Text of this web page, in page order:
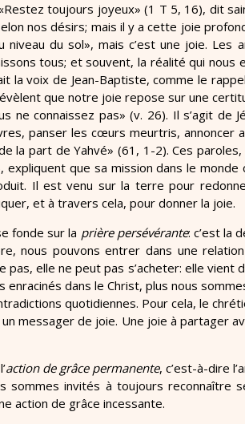
toujours joyeux» (1 T 5, 16), dit
nos désirs; mais il y a cette joie
du sol», mais c’est une joie. Les
tous; et souvent, la réalité qui
voix de Jean-Baptiste, comme le
que notre joie repose sur une
connaissez pas» (v. 26). Il s’agit de
panser les cœurs meurtris, annoncer
la part de Yahvé» (61, 1-2). Ces
que sa mission dans le
Il est venu sur la terre pour
et à travers cela, pour donner la joie.
fonde sur la prière persévérante: c’est la
nous pouvons entrer dans une
pas, elle ne peut pas s’acheter: elle vient
dans le Christ, plus nous
quotidiennes. Pour cela, le
messager de joie. Une joie à partager
action de grâce permanente, c’est-à-dire
invités à toujours reconnaître
action de grâce incessante.